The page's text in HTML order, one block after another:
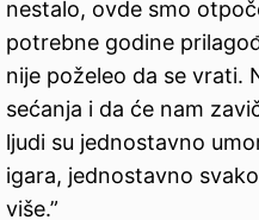
nestalo, ovde smo
potrebne godine
nije poželeo da se vrati.
sećanja i da će nam
ljudi su jednostavno
igara, jednostavno
više.”